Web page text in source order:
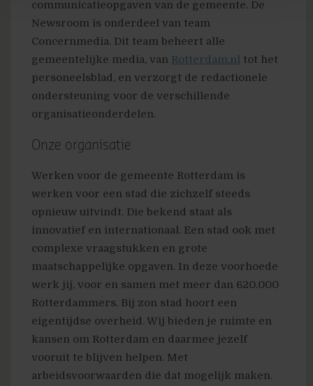
communicatieopgaven van de gemeente. De
Newsroom is onderdeel van team
Concernmedia. Dit team beheert alle
gemeentelijke media, van Rotterdam.nl tot het
personeelsblad, en verzorgt de redactionele
ondersteuning voor de verschillende
organisatieonderdelen.
Onze organisatie
Werken voor de gemeente Rotterdam is
werken voor een stad die zichzelf steeds
opnieuw uitvindt. Die bekend staat als
innovatief en internationaal. Een stad ook met
complexe vraagstukken en grote
maatschappelijke opgaven. In deze voorhoede
werk jij, voor en samen met meer dan 620.000
Rotterdammers. Bij zon stad hoort een
eigentijdse overheid. Wij bieden je ruimte en
kansen om Rotterdam en daarmee jezelf
vooruit te blijven helpen. Met
arbeidsvoorwaarden die dat mogelijk maken.